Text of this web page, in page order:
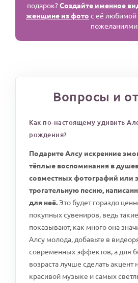
подарок?Создайте именное
женщине из фото с её
пожеланиями
Вопросы и
Как по-настоящему удивить
рождения?
Подарите Алсу искренние
тёплые воспоминания в
совместных фотографий или
трогательную песню,
для неё.Это будет гораздо
покупных сувениров, ведь
показывают, как много она
Алсу молода, добавьте в
современных эффектов, а для
возраста лучше сделать акцент
красивой музыке и самых